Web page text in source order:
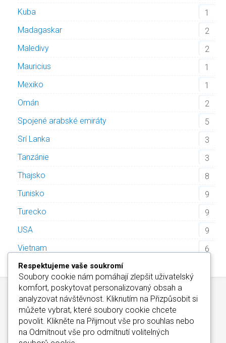
Kuba
1
Madagaskar
2
Maledivy
2
Mauricius
1
Mexiko
1
Omán
2
Spojené arabské emiráty
5
Srí Lanka
3
Tanzánie
3
Thajsko
8
Tunisko
9
Turecko
9
USA
9
Vietnam
6
Kontakt/Informace o Cookies/Katalog Alfa-Elchron
Respektujeme vaše soukromí
Soubory cookie nám pomáhají zlepšit uživatelský
komfort, poskytovat personalizovaný obsah a
analyzovat návštěvnost. Kliknutím na Přizpůsobit si
můžete vybrat, které soubory cookie chcete
povolit. Klikněte na Přijmout vše pro souhlas nebo
na Odmítnout vše pro odmítnutí volitelných